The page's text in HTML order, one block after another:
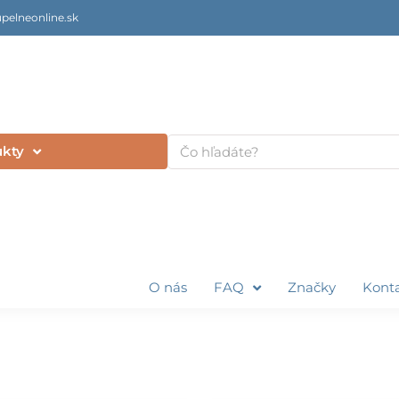
Vyhľadať
O nás FAQ Značky